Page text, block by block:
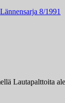
Lännensarja 8/1991
Lautapalttoita